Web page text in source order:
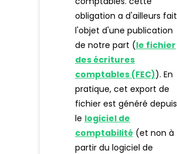
obligation a d'ailleurs fait
l'objet d'une publication
de notre part (le fichier
des écritures
comptables (FEC)). En
pratique, cet export de
fichier est généré depuis
le logiciel de
comptabilité (et non à
partir du logiciel de